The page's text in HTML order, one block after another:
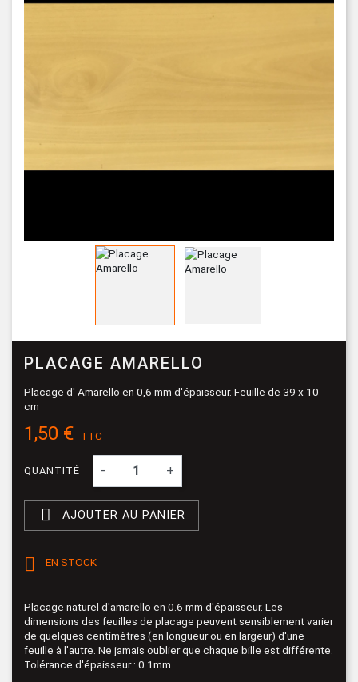
PLACAGE AMARELLO
Placage d' Amarello en 0,6 mm d'épaisseur. Feuille de 39 x 10
cm
1,50 € TTC
QUANTITÉ - +
 AJOUTER AU PANIER
 EN STOCK
Placage naturel d'amarello en 0.6 mm d'épaisseur. Les
dimensions des feuilles de placage peuvent sensiblement varier
de quelques centimètres (en longueur ou en largeur) d'une
feuille à l'autre. Ne jamais oublier que chaque bille est différente.
Tolérance d'épaisseur : 0.1mm